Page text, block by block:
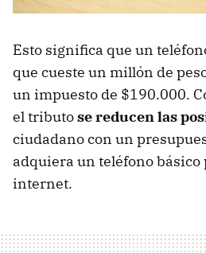
Esto significa que un
que cueste un millón de
un impuesto de $190.000.
el tributose reducen las
ciudadano con un
adquiera un teléfono básico
internet.